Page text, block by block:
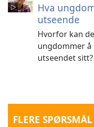
Hva
utseende
Hvorfor kan
ungdommer å
utseendet
FLERE